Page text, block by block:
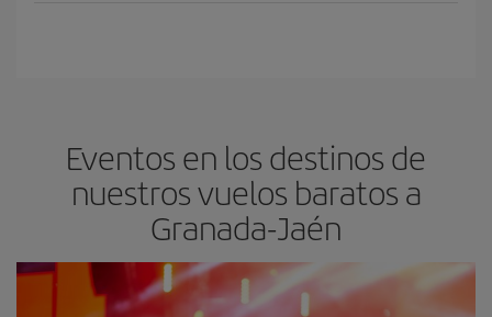
Eventos en los destinos de
nuestros vuelos baratos a
Granada-Jaén